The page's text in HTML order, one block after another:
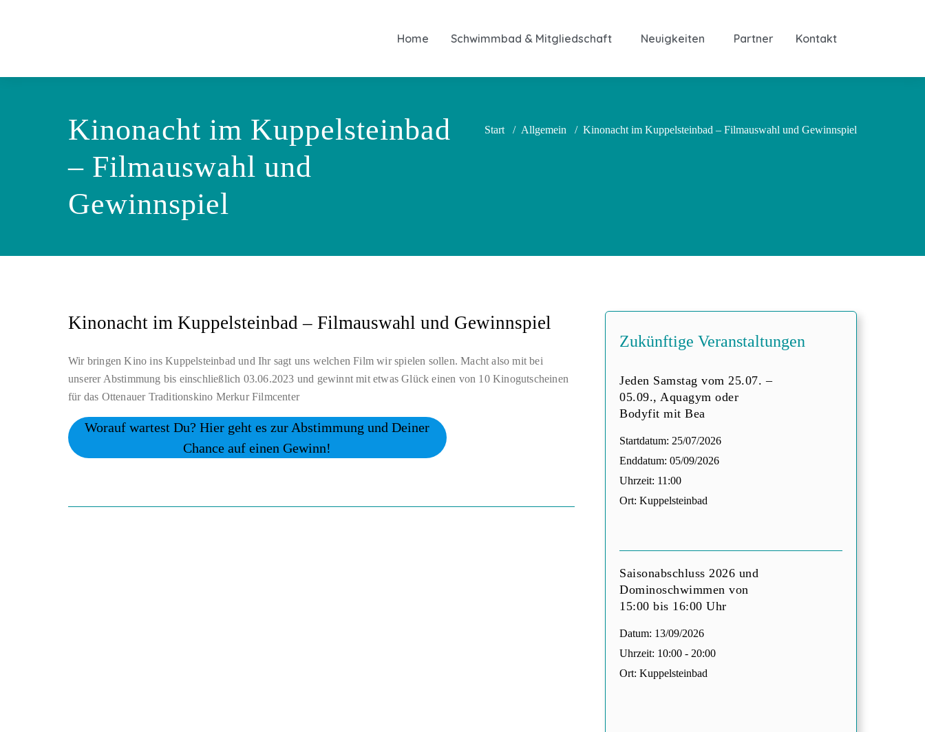
Home Schwimmbad & Mitgliedschaft Neuigkeiten Partner Kontakt
Kinonacht im Kuppelsteinbad
– Filmauswahl und
Gewinnspiel
Start / Allgemein / Kinonacht im Kuppelsteinbad – Filmauswahl und Gewinnspiel
Kinonacht im Kuppelsteinbad – Filmauswahl und Gewinnspiel
Wir bringen Kino ins Kuppelsteinbad und Ihr sagt uns welchen Film wir spielen sollen. Macht also mit bei
unserer Abstimmung bis einschließlich 03.06.2023 und gewinnt mit etwas Glück einen von 10 Kinogutscheinen
für das Ottenauer Traditionskino Merkur Filmcenter
Worauf wartest Du? Hier geht es zur Abstimmung und Deiner
Chance auf einen Gewinn!
Zukünftige Veranstaltungen
Jeden Samstag vom 25.07. –
05.09., Aquagym oder
Bodyfit mit Bea
Startdatum: 25/07/2026
Enddatum: 05/09/2026
Uhrzeit: 11:00
Ort: Kuppelsteinbad
Saisonabschluss 2026 und
Dominoschwimmen von
15:00 bis 16:00 Uhr
Datum: 13/09/2026
Uhrzeit: 10:00 - 20:00
Ort: Kuppelsteinbad